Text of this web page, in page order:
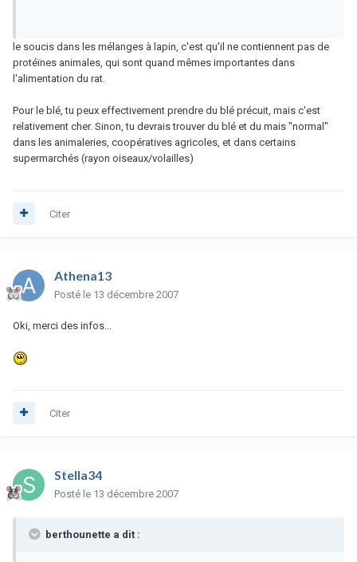
le soucis dans les mélanges à lapin, c'est qu'il ne contiennent pas de
protéïnes animales, qui sont quand mêmes importantes dans
l'alimentation du rat.
Pour le blé, tu peux effectivement prendre du blé précuit, mais c'est
relativement cher. Sinon, tu devrais trouver du blé et du mais "normal"
dans les animaleries, coopératives agricoles, et dans certains
supermarchés (rayon oiseaux/volailles)
Citer
Athena13
Posté le 13 décembre 2007
Oki, merci des infos...
Citer
Stella34
Posté le 13 décembre 2007
berthounette a dit :